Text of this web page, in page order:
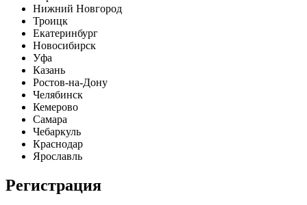
Нижний Новгород
Троицк
Екатеринбург
Новосибирск
Уфа
Казань
Ростов-на-Дону
Челябинск
Кемерово
Самара
Чебаркуль
Краснодар
Ярославль
Регистрация